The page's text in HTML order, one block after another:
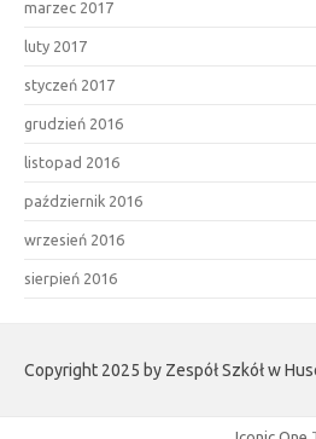
marzec 2017
luty 2017
styczeń 2017
grudzień 2016
listopad 2016
październik 2016
wrzesień 2016
sierpień 2016
Copyright 2025 by Zespół Szkół w